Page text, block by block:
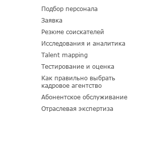
Подбор персонала
Заявка
Резюме соискателей
Исследования и аналитика
Talent mapping
Тестирование и оценка
Как правильно выбрать
кадровое агентство
Абонентское обслуживание
Отраслевая экспертиза